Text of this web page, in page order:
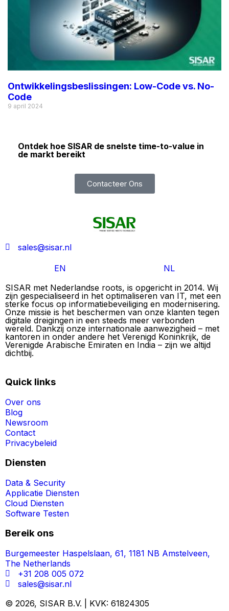
Ontwikkelingsbeslissingen: Low-Code vs. No-
Code
9 april 2024
Ontdek hoe SISAR de snelste time-to-value in
de markt bereikt
Contacteer Ons
sales@sisar.nl
EN
NL
SISAR met Nederlandse roots, is opgericht in 2014. Wij
zijn gespecialiseerd in het optimaliseren van IT, met een
sterke focus op informatiebeveiliging en modernisering.
Onze missie is het beschermen van onze klanten tegen
digitale dreigingen in een steeds meer verbonden
wereld. Dankzij onze internationale aanwezigheid – met
kantoren in onder andere het Verenigd Koninkrijk, de
Verenigde Arabische Emiraten en India – zijn we altijd
dichtbij.
Quick links
Over ons
Blog
Newsroom
Contact
Privacybeleid
Diensten
Data & Security
Applicatie Diensten
Cloud Diensten
Software Testen
Bereik ons
Burgemeester Haspelslaan, 61, 1181 NB Amstelveen,
The Netherlands
+31 208 005 072
sales@sisar.nl
© 2026, SISAR B.V. | KVK: 61824305